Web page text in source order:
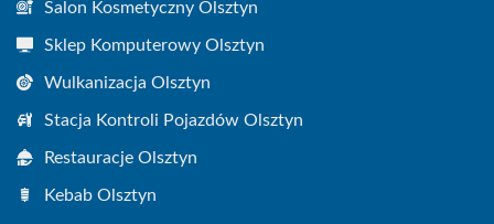
Salon Kosmetyczny Olsztyn
Sklep Komputerowy Olsztyn
Wulkanizacja Olsztyn
Stacja Kontroli Pojazdów Olsztyn
Restauracje Olsztyn
Kebab Olsztyn